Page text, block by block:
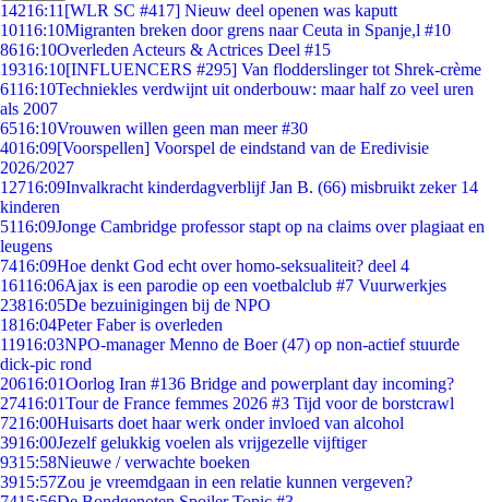
14216:11 [WLR SC #417] Nieuw deel openen was kaputt
10116:10Migranten breken door grens naar Ceuta in Spanje,l #10
8616:10Overleden Acteurs & Actrices Deel #15
19316:10[INFLUENCERS #295] Van flodderslinger tot Shrek-crème
6116:10Techniekles verdwijnt uit onderbouw: maar half zo veel uren
als 2007
6516:10Vrouwen willen geen man meer #30
4016:09[Voorspellen] Voorspel de eindstand van de Eredivisie
2026/2027
12716:09Invalkracht kinderdagverblijf Jan B. (66) misbruikt zeker 14
kinderen
5116:09Jonge Cambridge professor stapt op na claims over plagiaat en
leugens
7416:09Hoe denkt God echt over homo-seksualiteit? deel 4
16116:06Ajax is een parodie op een voetbalclub #7 Vuurwerkjes
23816:05De bezuinigingen bij de NPO
1816:04Peter Faber is overleden
11916:03NPO-manager Menno de Boer (47) op non-actief stuurde
dick-pic rond
20616:01Oorlog Iran #136 Bridge and powerplant day incoming?
27416:01Tour de France femmes 2026 #3 Tijd voor de borstcrawl
7216:00Huisarts doet haar werk onder invloed van alcohol
3916:00Jezelf gelukkig voelen als vrijgezelle vijftiger
9315:58Nieuwe / verwachte boeken
3915:57Zou je vreemdgaan in een relatie kunnen vergeven?